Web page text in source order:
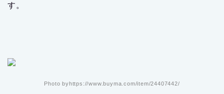
す。
Photo byhttps://www.buyma.com/item/24407442/